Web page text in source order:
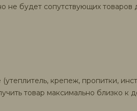
не будет сопутствующих товаров
крепеж, пропитки,
товар максимально близко